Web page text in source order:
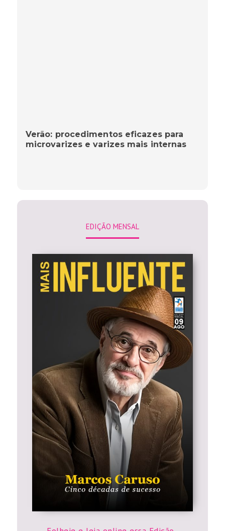
Verão: procedimentos eficazes para
microvarizes e varizes mais internas
EDIÇÃO MENSAL